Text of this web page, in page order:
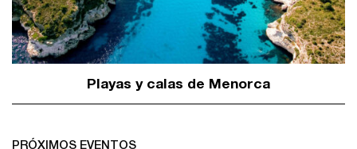
Playas y calas de Menorca
PRÓXIMOS EVENTOS